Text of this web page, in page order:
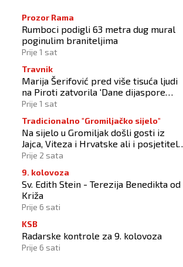
Prozor Rama
Rumboci podigli 63 metra dug mural
poginulim braniteljima
Prije 1 sat
Travnik
Marija Šerifović pred više tisuća ljudi
na Piroti zatvorila 'Dane dijaspore
2026'
Prije 1 sat
Tradicionalno "Gromiljačko sijelo"
Na sijelo u Gromiljak došli gosti iz
Jajca, Viteza i Hrvatske ali i posjetitelji
od Austrije do Australije
Prije 2 sata
9. kolovoza
Sv. Edith Stein - Terezija Benedikta od
Križa
Prije 6 sati
KSB
Radarske kontrole za 9. kolovoza
Prije 6 sati